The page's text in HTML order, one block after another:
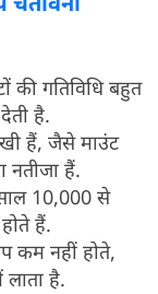
की गतिविधि बहुत
है.
हैं, जैसे माउंट
नतीजा हैं.
10,000 से
हैं.
कम नहीं होते,
है.